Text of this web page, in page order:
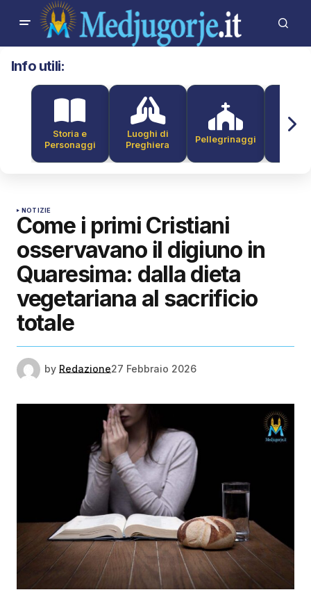
Info utili:
Storia e
Personaggi
Luoghi di
Preghiera
Pellegrinaggi
NOTIZIE
Come i primi Cristiani
osservavano il digiuno in
Quaresima: dalla dieta
vegetariana al sacrificio
totale
by Redazione27 Febbraio 2026